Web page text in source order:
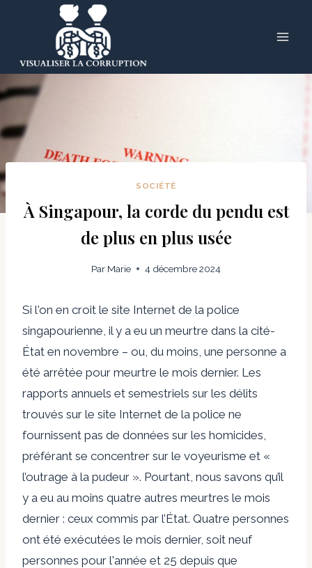
SOCIÉTÉ
À Singapour, la corde du pendu est
de plus en plus usée
Par Marie 4 décembre 2024
Si l'on en croit le site Internet de la police
singapourienne, il y a eu un meurtre dans la cité-
État en novembre – ou, du moins, une personne a
été arrêtée pour meurtre le mois dernier. Les
rapports annuels et semestriels sur les délits
trouvés sur le site Internet de la police ne
fournissent pas de données sur les homicides,
préférant se concentrer sur le voyeurisme et «
l’outrage à la pudeur ». Pourtant, nous savons qu’il
y a eu au moins quatre autres meurtres le mois
dernier : ceux commis par l’État. Quatre personnes
ont été exécutées le mois dernier, soit neuf
personnes pour l'année et 25 depuis que